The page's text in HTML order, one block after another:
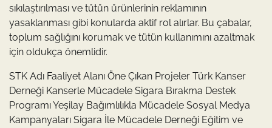
sıkılaştırılması ve tütün ürünlerinin reklamının
yasaklanması gibi konularda aktif rol alırlar. Bu çabalar,
toplum sağlığını korumak ve tütün kullanımını azaltmak
için oldukça önemlidir.
STK Adı Faaliyet Alanı Öne Çıkan Projeler Türk Kanser
Derneği Kanserle Mücadele Sigara Bırakma Destek
Programı Yeşilay Bağımlılıkla Mücadele Sosyal Medya
Kampanyaları Sigara İle Mücadele Derneği Eğitim ve